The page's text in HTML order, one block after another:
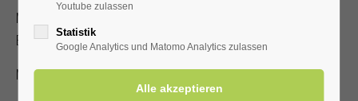
Mit speziellen Atemübungen lernen Sie, wie der positive
Effekt der gesunden Aerosole verstärkt werden kann
Mit Kur-/Einwohnerkarte 2,00 €, ohne 5,00 €
Youtube zulassen
Statistik
Google Analytics und Matomo Analytics zulassen